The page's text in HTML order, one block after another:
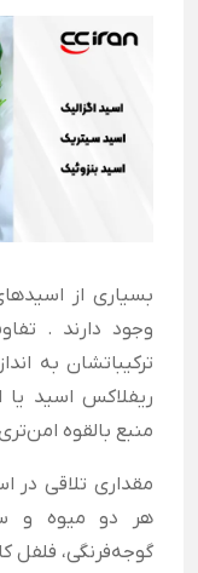
بسیاری از
وجود دارند .
ترکیباتشان به
ریفلاکس اسید یا
منبع بالقوه
مقداری تلاقی در
هر دو میوه و
گوجه‌فرنگی، فلفل